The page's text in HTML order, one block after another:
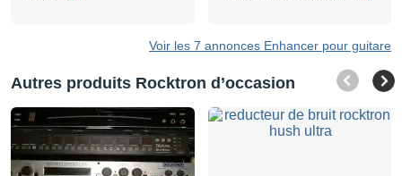
Voir les 7 annonces Enhancer pour guitare
Autres produits Rocktron d’occasion